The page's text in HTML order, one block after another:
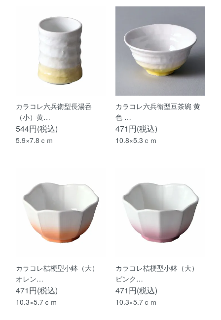
カラコレ六兵衛型長湯呑
（小）黄…
544円(税込)
5.9×7.8ｃｍ
カラコレ六兵衛型豆茶碗 黄
色 …
471円(税込)
10.8×5.3ｃｍ
カラコレ桔梗型小鉢（大）
オレン…
471円(税込)
10.3×5.7ｃｍ
カラコレ桔梗型小鉢（大）
ピンク…
471円(税込)
10.3×5.7ｃｍ